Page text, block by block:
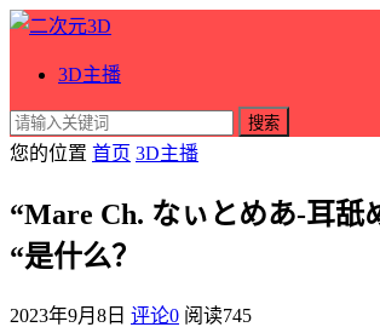
3D主播
搜索
您的位置 首页 3D主播
“Mare Ch. なぃとめあ-耳舐
“是什么？
2023年9月8日 评论0 阅读745